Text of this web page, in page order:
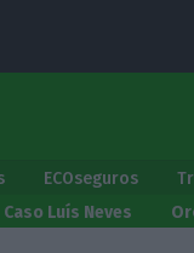
ECOseguros
Caso Luís Neves